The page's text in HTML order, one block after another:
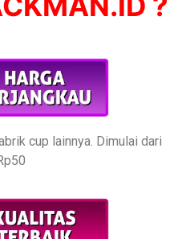
cup lainnya. Dimulai dari